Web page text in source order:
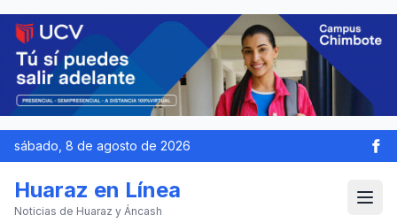
sábado, 8 de agosto de 2026
Huaraz en Línea
Noticias de Huaraz y Áncash